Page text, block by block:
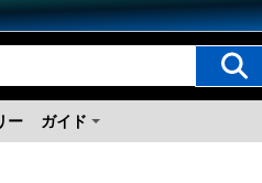
ー ガイド